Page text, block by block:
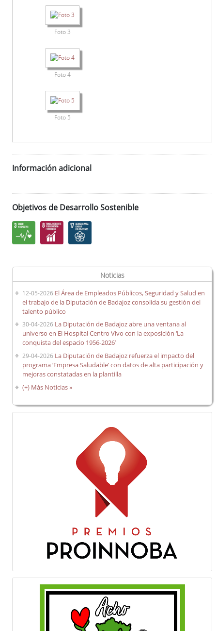
Foto 3
Foto 4
Foto 5
Información adicional
Objetivos de Desarrollo Sostenible
Noticias
12-05-2026 El Área de Empleados Públicos, Seguridad y Salud en
el trabajo de la Diputación de Badajoz consolida su gestión del
talento público
30-04-2026 La Diputación de Badajoz abre una ventana al
universo en El Hospital Centro Vivo con la exposición ‘La
conquista del espacio 1956-2026’
29-04-2026 La Diputación de Badajoz refuerza el impacto del
programa ‘Empresa Saludable’ con datos de alta participación y
mejoras constatadas en la plantilla
(+) Más Noticias »